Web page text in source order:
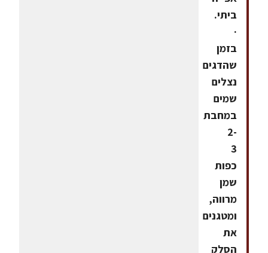
ביתי.
·
בזמן
שהדגים
נצלים
שמים
במחבת
2-
3
כפות
שמן
מרווה,
ומטגנים
את
הסלק